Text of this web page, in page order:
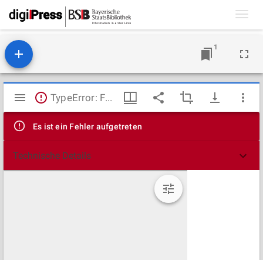
1
Mirador
Viewer
TypeError: Failed to fetch
Es ist ein Fehler aufgetreten
Technische Details